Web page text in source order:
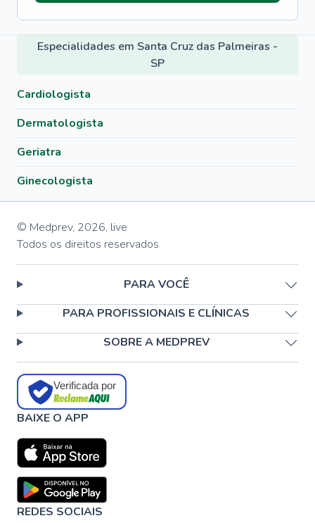
Especialidades em Santa Cruz das Palmeiras -
SP
Cardiologista
Dermatologista
Geriatra
Ginecologista
© Medprev, 2026, live
Todos os direitos reservados
PARA VOCÊ
PARA PROFISSIONAIS E CLÍNICAS
SOBRE A MEDPREV
Verificada por
BAIXE O APP
REDES SOCIAIS